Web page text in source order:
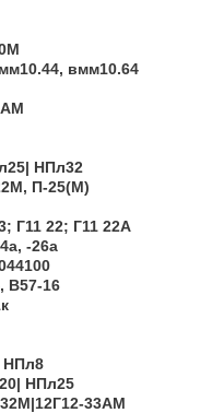
вмм10.64
НПл32
П-25(М)
Г11 22; Г11 22А
-26а
В57-16
НПл8
НПл25
33АМ